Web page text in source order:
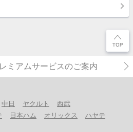
ミアムサービスのご案内
中日 ヤクルト
西武
日本ハム オリックス
ハヤテ